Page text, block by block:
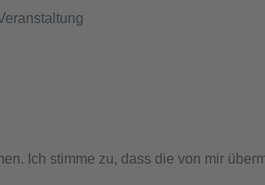
Ich stimme zu, dass die von mir